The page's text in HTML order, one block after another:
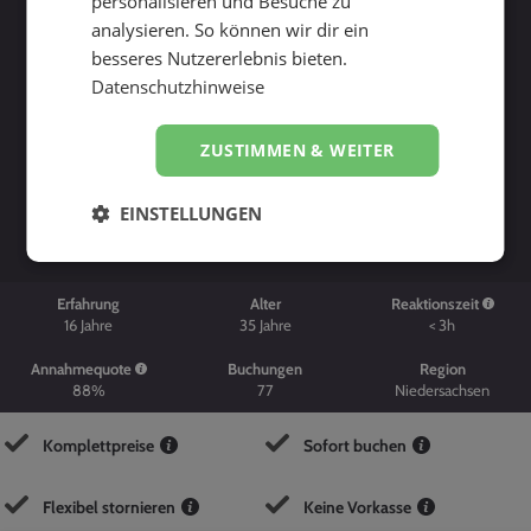
Suche starten
Erfahrung
16 Jahre
Alter
35 Jahre
Reaktionszeit
< 3h
Annahmequote
88%
Buchungen
77
Region
Niedersachsen
Komplettpreise Sofort buchen
Flexibel stornieren Keine Vorkasse
analysieren. So können wir dir ein
besseres Nutzererlebnis bieten.
Datenschutzhinweise
ZUSTIMMEN & WEITER
EINSTELLUNGEN